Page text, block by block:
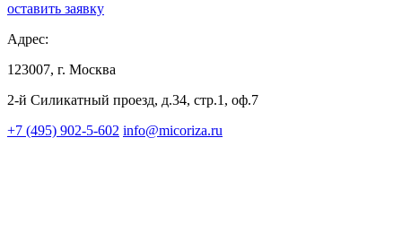
оставить заявку
Адрес:
123007, г. Москва
2-й Силикатный проезд, д.34, стр.1, оф.7
+7 (495) 902-5-602 info@micoriza.ru